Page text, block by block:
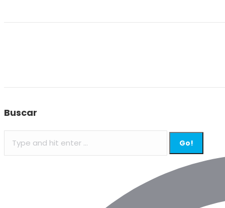
Buscar